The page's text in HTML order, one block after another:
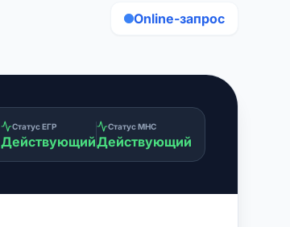
Online-запрос
Статус ЕГР
Действующий
Статус МНС
Действующий